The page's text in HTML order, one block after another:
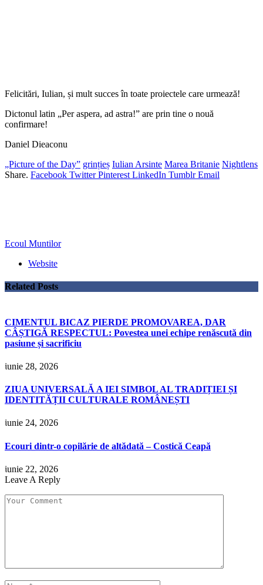
Felicitări, Iulian, și mult succes în toate proiectele care urmează!
Dictonul latin „Per aspera, ad astra!” are prin tine o nouă
confirmare!
Daniel Dieaconu
„Picture of the Day” grințieș Iulian Arsinte Marea Britanie Nightlens
Share. Facebook Twitter Pinterest LinkedIn Tumblr Email
Ecoul Muntilor
Website
Related Posts
CIMENTUL BICAZ PIERDE PROMOVAREA, DAR
CÂȘTIGĂ RESPECTUL: Povestea unei echipe renăscută din
pasiune și sacrificiu
iunie 28, 2026
ZIUA UNIVERSALĂ A IEI SIMBOL AL TRADIȚIEI ȘI
IDENTITĂȚII CULTURALE ROMÂNEȘTI
iunie 24, 2026
Ecouri dintr-o copilărie de altădată – Costică Ceapă
iunie 22, 2026
Leave A Reply